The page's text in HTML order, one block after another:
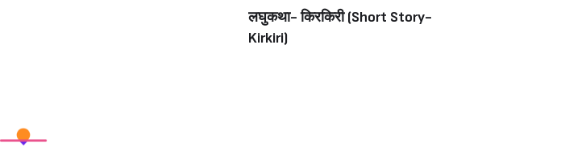
लघुकथा- किरकिरी (Short Story-
Kirkiri)